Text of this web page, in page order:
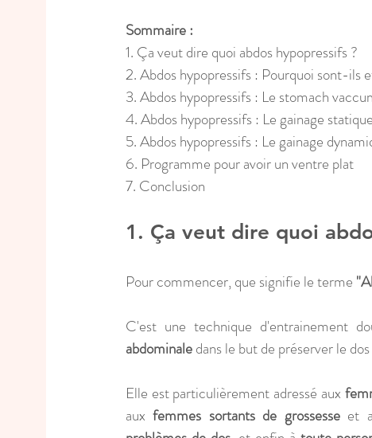
Sommaire :
1. Ça veut dire quoi abdos hypopressifs ?
2. Abdos hypopressifs : Pourquoi sont-ils
3. Abdos hypopressifs : Le stomach
4. Abdos hypopressifs : Le gainage statique
5. Abdos hypopressifs : Le gainage
6. Programme pour avoir un ventre plat
7. Conclusion
1. Ça veut dire quoi
Pour commencer, que signifie le terme
C'est une technique d'entrainement
abdominale dans le but de préserver le
Elle est particulièrement adressé aux
aux femmes sortants de grossesse et